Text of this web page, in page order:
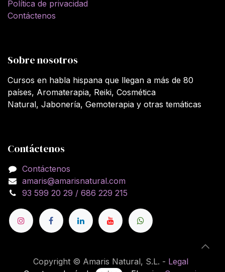
Política de privacidad
Contáctenos
Sobre nosotros
Cursos en habla hispana que llegan a más de 80
países, Aromaterapia, Reiki, Cosmética
Natural, Jabonería, Gemoterapia y otras temáticas
Contáctenos
Contáctenos
amaris@amarisnatural.com
93 599 20 29 / 686 229 215
Copyright © Amaris Natural, S.L. - Legal